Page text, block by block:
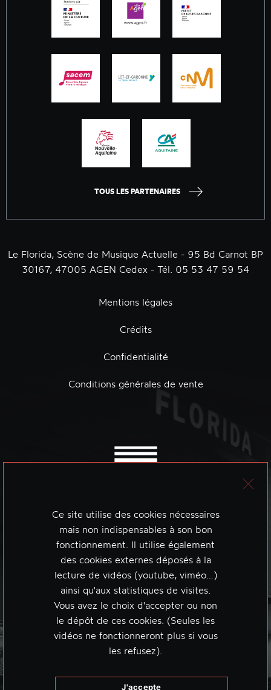
TOUS LES PARTENAIRES
Le Florida, Scène de Musique Actuelle - 95 Bd Carnot BP
30167, 47005 AGEN Cedex - Tél. 05 53 47 59 54
Mentions légales
Crédits
Confidentialité
Conditions générales de vente
Ce site utilise des cookies nécessaires
mais non indispensables à son bon
fonctionnement. Il utilise également
des cookies externes déposés à la
lecture de vidéos (youtube, viméo…)
ainsi qu'aux statistiques de visites.
Vous avez le choix d'accepter ou non
le dépôt de ces cookies. (Seules les
vidéos ne fonctionneront plus si vous
les refusez).
J'accepte